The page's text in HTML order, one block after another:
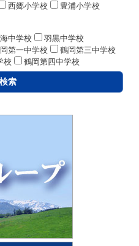
西郷小学校
豊浦小学校
中学校
羽黒中学校
第一中学校
鶴岡第三中学校
校 鶴岡第四中学校